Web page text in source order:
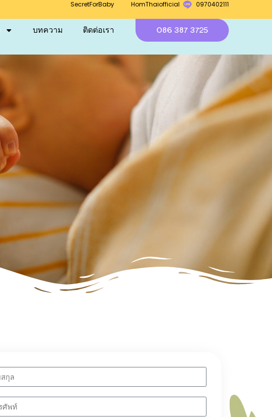
SecretForBaby HomThaiofficial 0970402111
บทความ ติดต่อเรา 086 387 3725